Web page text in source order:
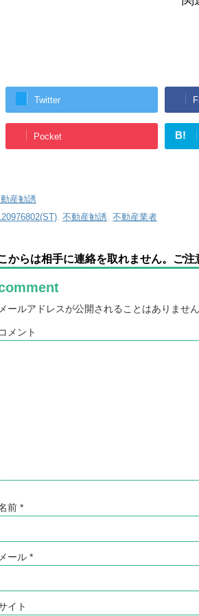
Twitter
Pocket B!
産勧誘
, 不動産勧誘, 不動産業者
からは相手に連絡を取れません。ご注
メールアドレスが公開されることはありませ
コメント
前 *
メール *
イト